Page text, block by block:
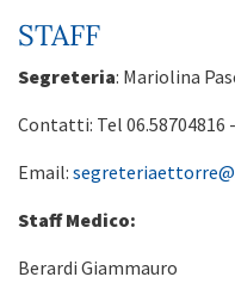
STAFF
Segreteria: Mariolina
Contatti: Tel 06.58704816 -
Email:
Staff Medico:
Berardi Giammauro